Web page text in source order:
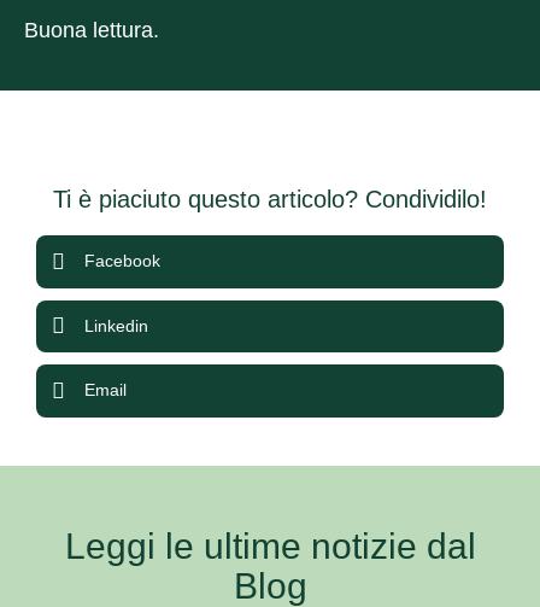
Buona lettura.
Ti è piaciuto questo articolo? Condividilo!
Facebook
Linkedin
Email
Leggi le ultime notizie dal
Blog